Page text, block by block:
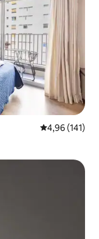
Priemerné
4,96 (141)